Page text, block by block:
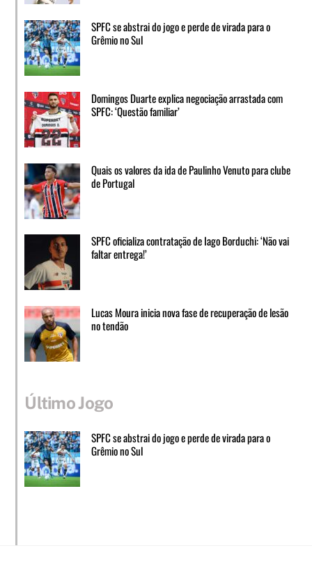
SPFC se abstrai do jogo e perde de virada para o
Grêmio no Sul
Domingos Duarte explica negociação arrastada com
SPFC: ‘Questão familiar’
Quais os valores da ida de Paulinho Venuto para clube
de Portugal
SPFC oficializa contratação de Iago Borduchi: ‘Não vai
faltar entrega!’
Lucas Moura inicia nova fase de recuperação de lesão
no tendão
Último Jogo
SPFC se abstrai do jogo e perde de virada para o
Grêmio no Sul